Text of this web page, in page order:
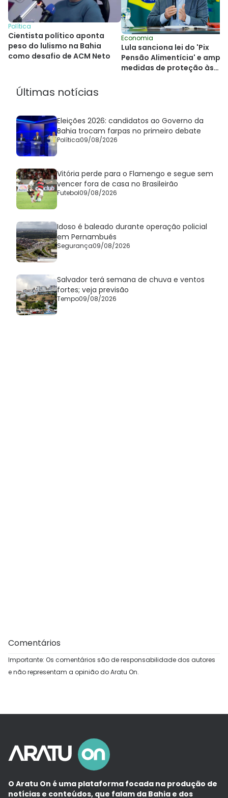
Política
Cientista político aponta
peso do lulismo na Bahia
como desafio de ACM Neto
Economia
Lula sanciona lei do 'Pix
Pensão Alimentícia' e
medidas de proteção às
Últimas notícias
Eleições 2026: candidatos ao Governo da
Bahia trocam farpas no primeiro debate
Política09/08/2026
Vitória perde para o Flamengo e segue sem
vencer fora de casa no Brasileirão
Futebol09/08/2026
Idoso é baleado durante operação policial
em Pernambués
Segurança09/08/2026
Salvador terá semana de chuva e ventos
fortes; veja previsão
Tempo09/08/2026
Comentários
Importante: Os comentários são de responsabilidade dos autores
e não representam a opinião do Aratu On.
O Aratu On é uma plataforma focada na produção de
notícias e conteúdos, que falam da Bahia e dos